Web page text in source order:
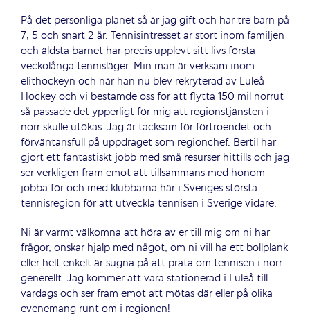
På det personliga planet så är jag gift och har tre barn på
7, 5 och snart 2 år. Tennisintresset är stort inom familjen
och äldsta barnet har precis upplevt sitt livs första
veckolånga tennisläger. Min man är verksam inom
elithockeyn och när han nu blev rekryterad av Luleå
Hockey och vi bestämde oss för att flytta 150 mil norrut
så passade det ypperligt för mig att regionstjänsten i
norr skulle utökas. Jag är tacksam för förtroendet och
förväntansfull på uppdraget som regionchef. Bertil har
gjort ett fantastiskt jobb med små resurser hittills och jag
ser verkligen fram emot att tillsammans med honom
jobba för och med klubbarna här i Sveriges största
tennisregion för att utveckla tennisen i Sverige vidare.
Ni är varmt välkomna att höra av er till mig om ni har
frågor, önskar hjälp med något, om ni vill ha ett bollplank
eller helt enkelt är sugna på att prata om tennisen i norr
generellt. Jag kommer att vara stationerad i Luleå till
vardags och ser fram emot att mötas där eller på olika
evenemang runt om i regionen!